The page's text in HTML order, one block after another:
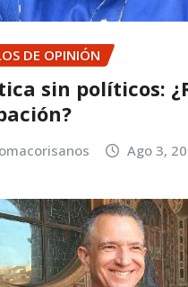
DE OPINIÓN
sin políticos:
Ago 3,